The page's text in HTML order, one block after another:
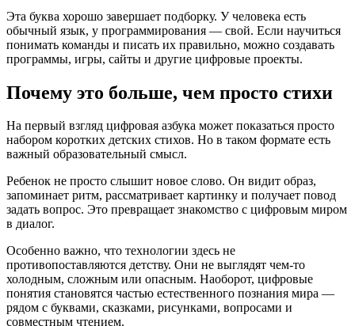
Эта буква хорошо завершает подборку. У человека есть
обычный язык, у программирования — свой. Если научиться
понимать команды и писать их правильно, можно создавать
программы, игры, сайты и другие цифровые проекты.
Почему это больше, чем просто стихи
На первый взгляд цифровая азбука может показаться просто
набором коротких детских стихов. Но в таком формате есть
важный образовательный смысл.
Ребенок не просто слышит новое слово. Он видит образ,
запоминает ритм, рассматривает картинку и получает повод
задать вопрос. Это превращает знакомство с цифровым миром
в диалог.
Особенно важно, что технологии здесь не
противопоставляются детству. Они не выглядят чем-то
холодным, сложным или опасным. Наоборот, цифровые
понятия становятся частью естественного познания мира —
рядом с буквами, сказками, рисунками, вопросами и
совместным чтением.